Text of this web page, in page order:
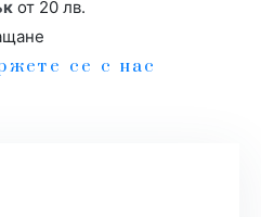
от 20 лв.
се с нас